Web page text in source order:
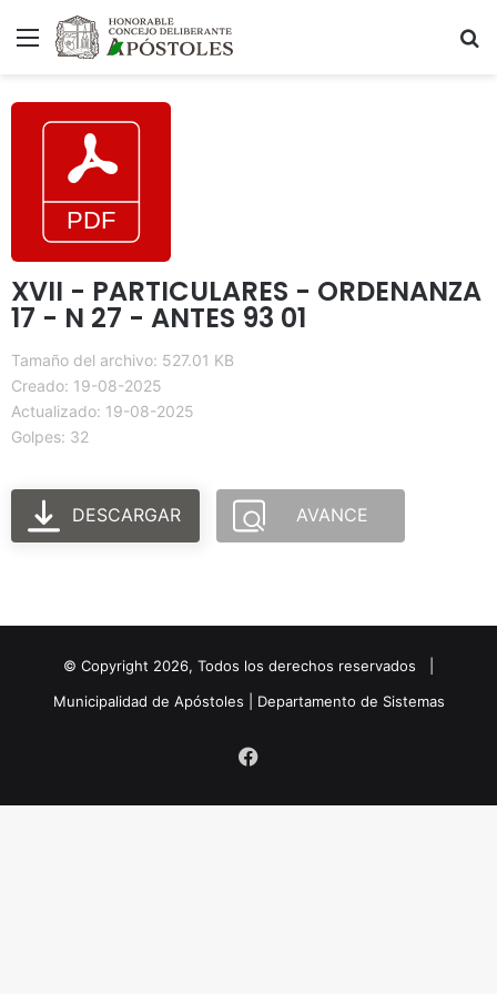
Menú
XVII - PARTICULARES - ORDENANZA
17 - N 27 - ANTES 93 01
Tamaño del archivo: 527.01 KB
Creado: 19-08-2025
Actualizado: 19-08-2025
Golpes: 32
DESCARGAR AVANCE
© Copyright 2026, Todos los derechos reservados |
Municipalidad de Apóstoles | Departamento de Sistemas
Facebook